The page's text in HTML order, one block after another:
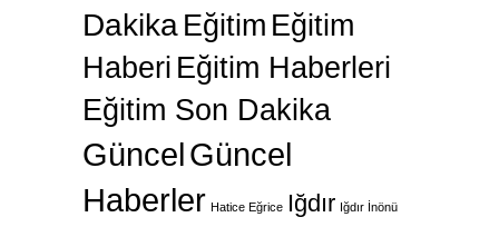
Dakika Eğitim Eğitim
Haberi Eğitim Haberleri
Eğitim Son Dakika
GüncelGüncel
Haberler Hatice Eğrice Iğdır Iğdır İnönü